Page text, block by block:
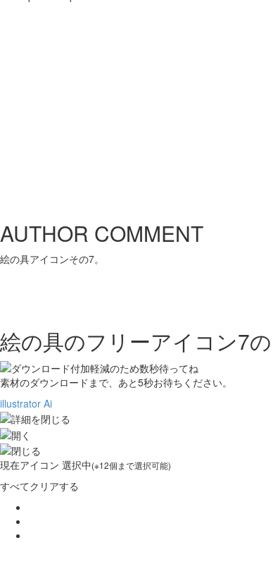
AUTHOR COMMENT
絵の具アイコンその7。
絵の具のフリーアイコン7の
素材のダウンロードまで、あと5秒お待ちください。
illustrator Ai
現在アイコン 選択中(※12個まで選択可能)
すべてクリアする